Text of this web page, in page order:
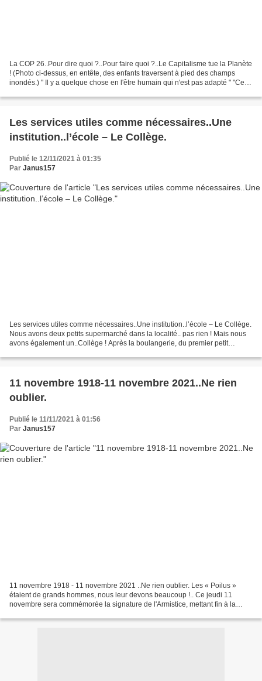
La COP 26..Pour dire quoi ?..Pour faire quoi ?..Le Capitalisme tue la Planète
! (Photo ci-dessus, en entête, des enfants traversent à pied des champs
inondés.) " Il y a quelque chose en l'être humain qui n'est pas adapté " "Ce
Les services utiles comme nécessaires..Une
institution..l’école – Le Collège.
Publié le 12/11/2021 à 01:35
Par Janus157
Les services utiles comme nécessaires..Une institution..l’école – Le Collège.
Nous avons deux petits supermarché dans la localité.. pas rien ! Mais nous
avons également un..Collège ! Après la boulangerie, du premier petit
11 novembre 1918-11 novembre 2021..Ne rien
oublier.
Publié le 11/11/2021 à 01:56
Par Janus157
11 novembre 1918 - 11 novembre 2021 ..Ne rien oublier. Les « Poilus »
étaient de grands hommes, nous leur devons beaucoup !.. Ce jeudi 11
novembre sera commémorée la signature de l'Armistice, mettant fin à la